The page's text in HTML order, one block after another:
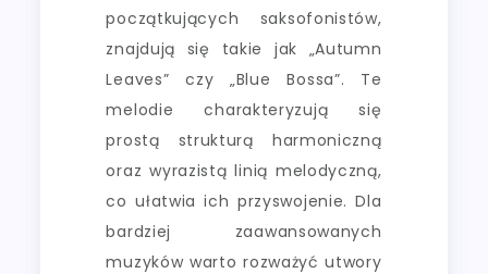
początkujących saksofonistów,
znajdują się takie jak „Autumn
Leaves” czy „Blue Bossa”. Te
melodie charakteryzują się
prostą strukturą harmoniczną
oraz wyrazistą linią melodyczną,
co ułatwia ich przyswojenie. Dla
bardziej zaawansowanych
muzyków warto rozważyć utwory